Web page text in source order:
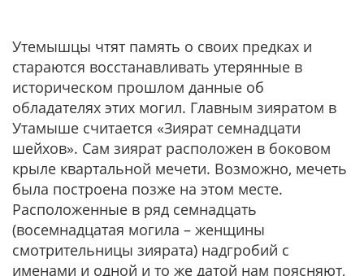
Утемышцы чтят память о своих предках и
стараются восстанавливать утерянные в
историческом прошлом данные об
обладателях этих могил. Главным зияратом в
Утамыше считается «Зиярат семнадцати
шейхов». Сам зиярат расположен в боковом
крыле квартальной мечети. Возможно, мечеть
была построена позже на этом месте.
Расположенные в ряд семнадцать
(восемнадцатая могила – женщины
смотрительницы зиярата) надгробий с
именами и одной и то же датой нам поясняют,